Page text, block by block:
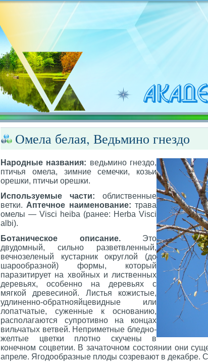
Омела белая, Ведьмино гнездо
Народные названия: ведьмино гнездо,
птичья омела, зимние семечки, козьи
орешки, птичьи орешки.
Используемые части: облиственные
ветки. Аптечное наименование: трава
омелы — Visci heiba (ранее: Herba Visci
albi).
Ботаническое описание.Это
двудомный, сильно разветвленный,
вечнозеленый кустарник округлой (до
шарообразной) формы, который
паразитирует на хвойных и лиственных
деревьях, особенно на деревьях с
мягкой древесиной. Листья кожистые,
удлиненно-обратнояйцевидные или
лопатчатые, суженные к основанию,
располагаются супротивно на концах
вильчатых ветвей. Неприметные бледно-
желтые цветки плотно скучены в
конечном соцветии. В зачаточном состоянии они
апреле. Ягодообразные плоды созревают в декабре.